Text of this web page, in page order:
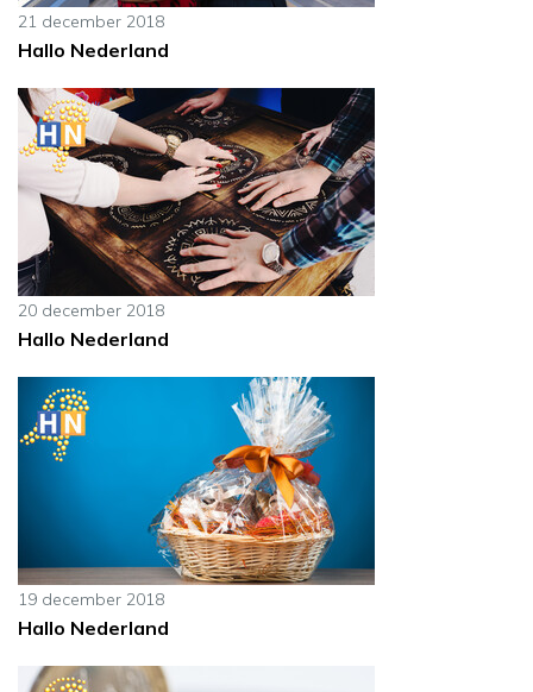
21 december 2018
Hallo Nederland
20 december 2018
Hallo Nederland
19 december 2018
Hallo Nederland